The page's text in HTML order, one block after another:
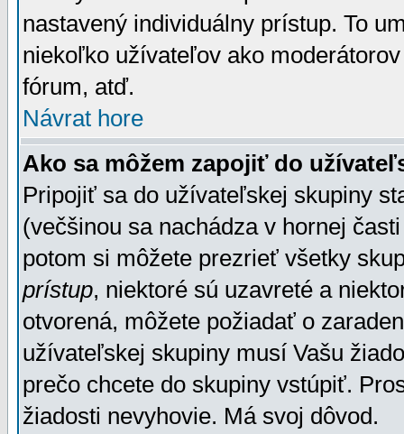
nastavený individuálny prístup. To
niekoľko užívateľov ako
fórum, atď.
Návrat hore
Ako sa môžem zapojiť do
Pripojiť sa do užívateľskej skupiny
(večšinou sa nachádza v hornej
potom si môžete prezrieť všetky
prístup, niektoré sú uzavreté a
otvorená, môžete požiadať o
užívateľskej skupiny musí Vašu
prečo chcete do skupiny vstúpiť.
žiadosti nevyhovie. Má svoj dôvod.